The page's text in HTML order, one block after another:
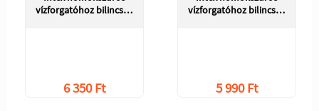
vízforgatóhoz bilincs…
6 350 Ft
vízforgatóhoz bilincs…
5 990 Ft